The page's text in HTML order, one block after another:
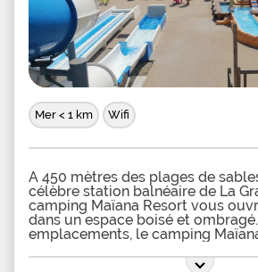
Mer < 1 km Wifi
A 450 mètres des plages de
célèbre station balnéaire de La
camping Maïana Resort vous
dans un espace boisé et
emplacements, le camping
disposition une piscine ainsi